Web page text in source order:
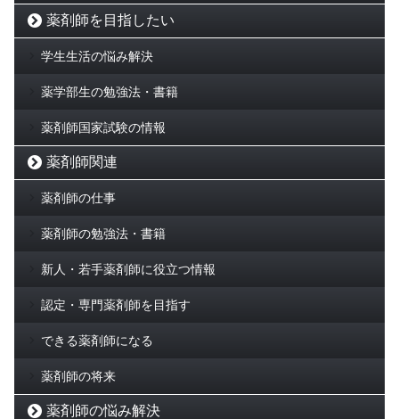
薬剤師を目指したい
学生生活の悩み解決
薬学部生の勉強法・書籍
薬剤師国家試験の情報
薬剤師関連
薬剤師の仕事
薬剤師の勉強法・書籍
新人・若手薬剤師に役立つ情報
認定・専門薬剤師を目指す
できる薬剤師になる
薬剤師の将来
薬剤師の悩み解決